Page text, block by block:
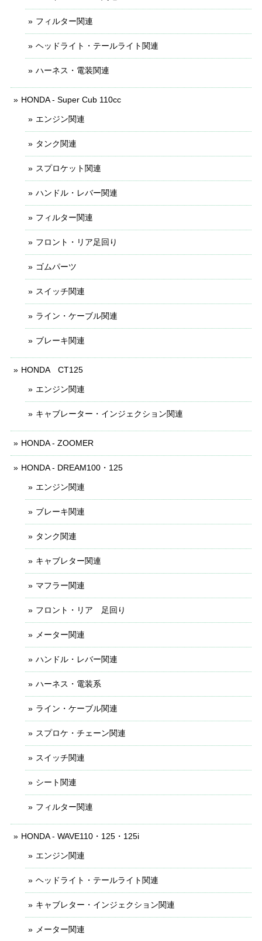
フィルター関連
ヘッドライト・テールライト関連
ハーネス・電装関連
HONDA - Super Cub 110cc
エンジン関連
タンク関連
スプロケット関連
ハンドル・レバー関連
フィルター関連
フロント・リア足回り
ゴムパーツ
スイッチ関連
ライン・ケーブル関連
ブレーキ関連
HONDA CT125
エンジン関連
キャブレーター・インジェクション関連
HONDA - ZOOMER
HONDA - DREAM100・125
エンジン関連
ブレーキ関連
タンク関連
キャブレター関連
マフラー関連
フロント・リア 足回り
メーター関連
ハンドル・レバー関連
ハーネス・電装系
ライン・ケーブル関連
スプロケ・チェーン関連
スイッチ関連
シート関連
フィルター関連
HONDA - WAVE110・125・125i
エンジン関連
ヘッドライト・テールライト関連
キャブレター・インジェクション関連
メーター関連